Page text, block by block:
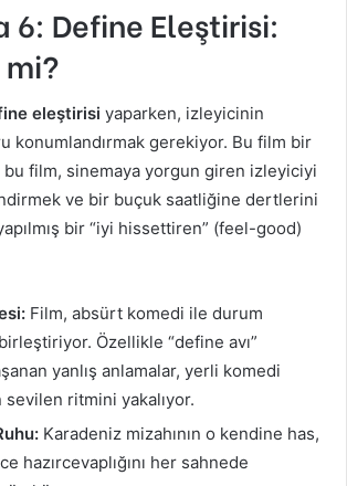
6: Define Eleştirisi:
eleştirisi yaparken, izleyicinin
konumlandırmak gerekiyor. Bu film bir
bu film, sinemaya yorgun giren izleyiciyi
ve bir buçuk saatliğine dertlerini
bir “iyi hissettiren” (feel-good)
Film, absürt komedi ile durum
Özellikle “define avı”
yanlış anlamalar, yerli komedi
sevilen ritmini yakalıyor.
Karadeniz mizahının o kendine has,
hazırcevaplığını her sahnede